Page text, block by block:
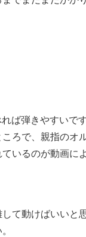
ば弾きやすいで
ろで、親指のオ
いるのが動画に
て動けばいいと